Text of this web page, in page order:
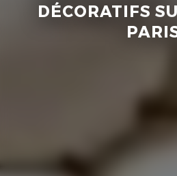
DÉCORATIFS